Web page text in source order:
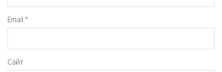
Email *
Сайт